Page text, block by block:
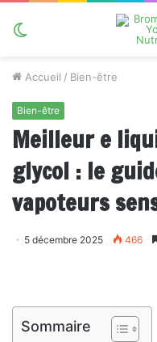
Accueil / Bien-être
Bien-être
Meilleur e
glycol : le
vapoteurs
5 décembre 2025 466
Sommaire